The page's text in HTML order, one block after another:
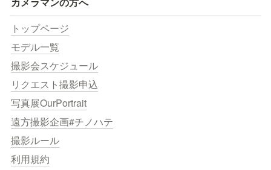
トップページ
モデル一覧
撮影会スケジュール
リクエスト撮影申込
写真展OurPortrait
遠方撮影企画#チノハテ
撮影ルール
利用規約